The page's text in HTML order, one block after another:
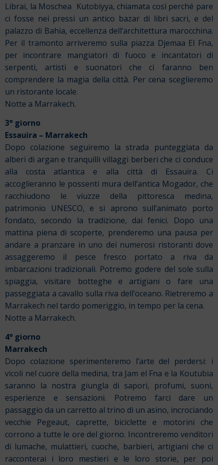
Librai, la Moschea Kutobiyya, chiamata così perché pare
ci fosse nei pressi un antico bazar di libri sacri, e del
palazzo di Bahia, eccellenza dell’architettura marocchina.
Per il tramonto arriveremo sulla piazza Djemaa El Fna,
per incontrare mangiatori di fuoco e incantatori di
serpenti, artisti e suonatori che ci faranno ben
comprendere la magia della città. Per cena sceglieremo
un ristorante locale.
Notte a Marrakech.
3° giorno
Essauira – Marrakech
Dopo colazione seguiremo la strada punteggiata da
alberi di argan e tranquilli villaggi berberi che ci conduce
alla costa atlantica e alla città di Essauira. Ci
accoglieranno le possenti mura dell’antica Mogador, che
racchiudono le viuzze della pittoresca medina,
patrimonio UNESCO, e si aprono sull’animato porto
fondato, secondo la tradizione, dai fenici. Dopo una
mattina piena di scoperte, prenderemo una pausa per
andare a pranzare in uno dei numerosi ristoranti dove
assaggeremo il pesce fresco portato a riva da
imbarcazioni tradizionali. Potremo godere del sole sulla
spiaggia, visitare botteghe e artigiani o fare una
passeggiata a cavallo sulla riva dell’oceano. Rietreremo a
Marrakech nel tardo pomeriggio, in tempo per la cena.
Notte a Marrakech.
4° giorno
Marrakech
Dopo colazione sperimenteremo l’arte del perdersi: i
vicoli nel cuore della medina, tra Jam el Fna e la Koutubia
saranno la nostra giungla di sapori, profumi, suoni,
esperienze e sensazioni. Potremo farci dare un
passaggio da un carretto al trino di un asino, incrociando
vecchie Pegeaut, caprette, biciclette e motorini che
corrono a tutte le ore del giorno. Incontreremo venditori
di lumache, mulattieri, cuoche, barbieri, artigiani che ci
racconterai i loro mestieri e le loro storie, per poi